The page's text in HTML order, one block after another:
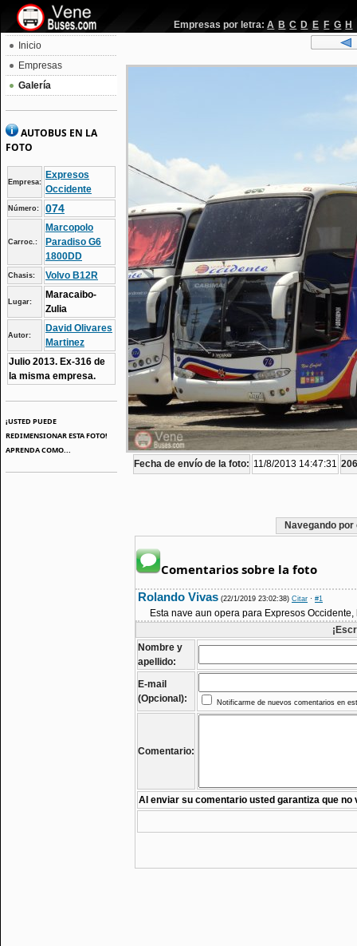
Empresas por letra: A B C D E F G H
Inicio
Empresas
Galería
AUTOBUS EN LA
FOTO
Empresa:
Expresos
Occidente
Número: 074
Carroc.:
Marcopolo
Paradiso G6
1800DD
Chasis: Volvo B12R
Lugar:
Maracaibo-
Zulia
Autor:
David Olivares
Martinez
Julio 2013. Ex-316 de
la misma empresa.
¡USTED PUEDE
REDIMENSIONAR ESTA FOTO!
APRENDA COMO...
Fecha de envío de la foto: 11/8/2013 14:47:31
Navegando
Comentarios sobre la foto
Rolando Vivas (22/1/2019 23:02:38) Citar · #1
Esta nave aun opera para Expresos
Nombre y
apellido:
E-mail
(Opcional):
Notificarme de nuevos comentarios en
Comentario:
Al enviar su comentario usted garantiza que no